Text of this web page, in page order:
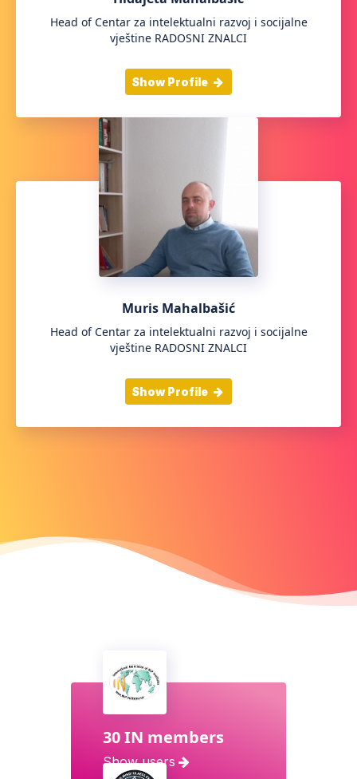
Head of Centar za intelektualni razvoj i socijalne
vještine RADOSNI ZNALCI
Show Profile
Muris Mahalbašić
Head of Centar za intelektualni razvoj i socijalne
vještine RADOSNI ZNALCI
Show Profile
30 IN members
Show users